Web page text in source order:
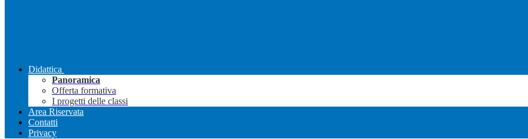
Didattica
Panoramica
Offerta formativa
I progetti delle classi
Area Riservata
Contatti
Privacy